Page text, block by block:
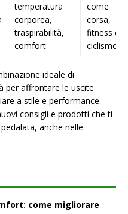
temperatura
corporea,
traspirabilità,
comfort
come
corsa,
fitness e
ciclismo
ideale di
per affrontare le uscite
a stile e performance.
consigli e prodotti che ti
anche nelle
come migliorare